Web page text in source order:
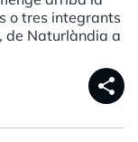
o tres integrants
de Naturlàndia a
share